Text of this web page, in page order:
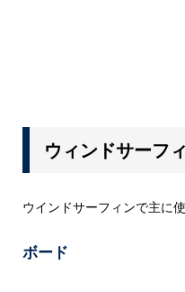
ウィンドサーフ
ウインドサーフィンで主に
ボード